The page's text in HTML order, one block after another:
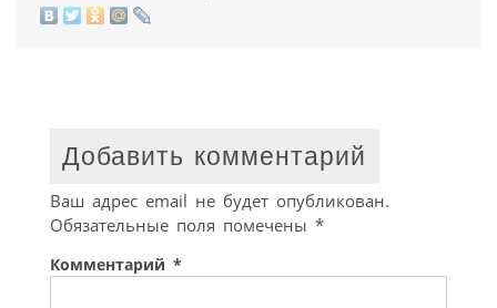
Добавить комментарий
Ваш адрес email не будет опубликован.
Обязательные поля помечены *
Комментарий *